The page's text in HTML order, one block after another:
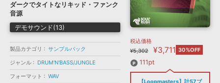
サンプルパック »
ソフトウェア／ツール »
DAW »
特集 »
ニュースレター »
製品サポート情報 »
DTMガイド » 音楽カード
ELECTRONICA
EDM TRANCE MUTANT
ROUTER.FM
ソフト音源 プラグイン・エフェクト
ソフトウェア／ツール 効果音
メーカー
フォーマット
ダークでタイトなリキッド・ファンク
音源
デモサウンド(13)
製品カテゴリ
サンプルパック
ジャンル
DRUM'N'BASS/JUNGLE
フォーマット
WAV
税込価格
¥5,302
¥3,711 30%OFF
111pt
【Loopmasters】計57ブ